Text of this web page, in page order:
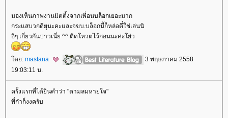
มองเห็นภาพงานมิตติ้งจากเพื่อนบล็อกเยอะมาก
กระแสบวกดียุนะคะและจขบ.บล็อกนี้ก็หล่อตี๋ใช่เล่นนิ
อิๆ เกี่ยวกันป่าวเนี่ย ^^ ติดโหวตไว้ก่อนนะค่ะโย่ว
ดย: mastana
3 พฤษภาคม 2558
19:03:11 น.
ครั้งแรกที่ได้ยินคำว่า "ตามลมหายใจ"
พี่ก๋าก็งงครับ